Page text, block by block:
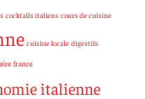
cocktails italiens cours de cuisine
cuisine locale digestifs
france
italienne